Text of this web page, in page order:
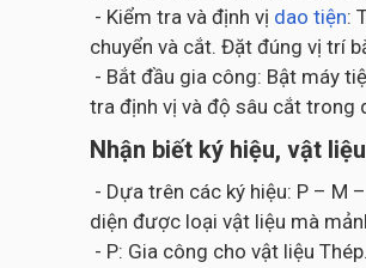
- Kiểm tra và định vị dao tiện:
chuyển và cắt. Đặt đúng vị trí
- Bắt đầu gia công: Bật máy
tra định vị và độ sâu cắt trong
Nhận biết ký hiệu, vật
- Dựa trên các ký hiệu: P – M
diện được loại vật liệu mà
- P: Gia công cho vật liệu Thép.